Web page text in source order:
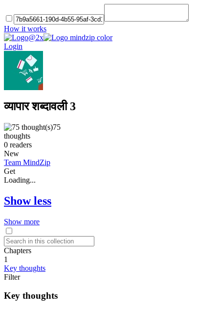
How it works
Login
व्यापार शब्दावली 3
75
thoughts
0 readers
New
Team MindZip
Get
Loading...
Show less
Show more
Chapters
1
Key thoughts
Filter
Key thoughts